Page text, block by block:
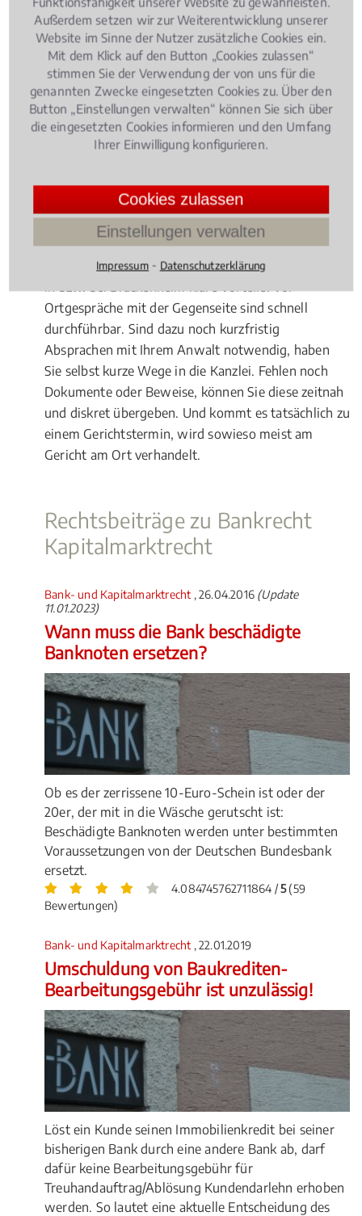
weltwirtschaftliche und weltpolitische Einflüsse ist
das Kapitalmarktrecht ein derart kompliziertes
Rechtsgebilde geworden, dass Sie selbst bei
vermeintlich einfachen Fragen unbedingt den Rat
eines Fachmanns hinzuziehen sollten. Hierbei stellt
sich die Frage, ob und wann tatsächlich ein lokaler
Experte beauftragt werden sollte.
Geht es um einen internationalen Fonds, dessen
Geschädigte deutschlandweit hauptsächlich von
einer Kanzlei vertreten werden, sollten Sie sich ganz
klar dorthin wenden. Ansonsten hat ein Fachanwalt
in bzw. bei Brackenheim klare Vorteile: Vor-
Ortgespräche mit der Gegenseite sind schnell
durchführbar. Sind dazu noch kurzfristig
Absprachen mit Ihrem Anwalt notwendig, haben
Sie selbst kurze Wege in die Kanzlei. Fehlen noch
Dokumente oder Beweise, können Sie diese zeitnah
und diskret übergeben. Und kommt es tatsächlich zu
einem Gerichtstermin, wird sowieso meist am
Gericht am Ort verhandelt.
Rechtsbeiträge zu Bankrecht
Kapitalmarktrecht
Bank- und Kapitalmarktrecht , 26.04.2016 (Update
11.01.2023)
Wann muss die Bank beschädigte
Banknoten ersetzen?
Ob es der zerrissene 10-Euro-Schein ist oder der
20er, der mit in die Wäsche gerutscht ist:
Beschädigte Banknoten werden unter bestimmten
Voraussetzungen von der Deutschen Bundesbank
ersetzt.
4.084745762711864 /5(59
Bewertungen)
Bank- und Kapitalmarktrecht , 22.01.2019
Umschuldung von Baukrediten-
Bearbeitungsgebühr ist unzulässig!
Löst ein Kunde seinen Immobilienkredit bei seiner
bisherigen Bank durch eine andere Bank ab, darf
dafür keine Bearbeitungsgebühr für
Treuhandauftrag/Ablösung Kundendarlehn erhoben
werden. So lautet eine aktuelle Entscheidung des
Außerdem setzen wir zur Weiterentwicklung unserer
Website im Sinne der Nutzer zusätzliche Cookies ein.
Mit dem Klick auf den Button „Cookies zulassen“
stimmen Sie der Verwendung der von uns für die
genannten Zwecke eingesetzten Cookies zu. Über den
Button „Einstellungen verwalten“ können Sie sich über
die eingesetzten Cookies informieren und den Umfang
Ihrer Einwilligung konfigurieren.
Cookies zulassen
Einstellungen verwalten
Impressum ⁃ Datenschutzerklärung